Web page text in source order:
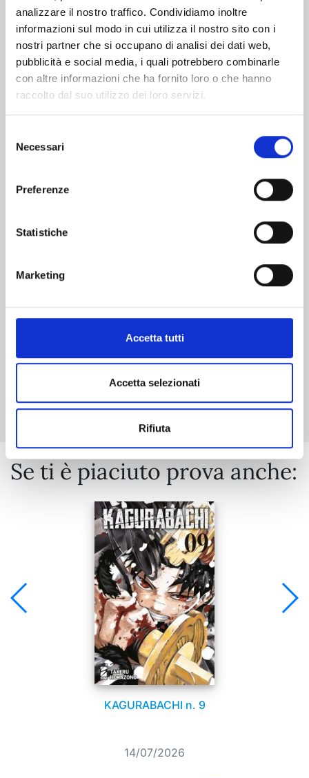
analizzare il nostro traffico. Condividiamo inoltre
informazioni sul modo in cui utilizza il nostro sito con i
nostri partner che si occupano di analisi dei dati web,
pubblicità e social media, i quali potrebbero combinarle
con altre informazioni che ha fornito loro o che hanno
raccolto dal suo utilizzo dei loro servizi.
delNecessari
Preferenze
Statistiche
Marketing
Accetta tutti
Accetta selezionati
Rifiuta
€ 5,90
Mostra tutto
Se ti è piaciuto prova anche:
KAGURABACHI n. 9
14/07/2026